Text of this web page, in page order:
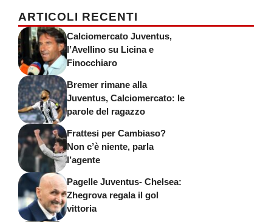
ARTICOLI RECENTI
Calciomercato Juventus,
l’Avellino su Licina e
Finocchiaro
Bremer rimane alla
Juventus, Calciomercato: le
parole del ragazzo
Frattesi per Cambiaso?
Non c’è niente, parla
l’agente
Pagelle Juventus- Chelsea:
Zhegrova regala il gol
vittoria